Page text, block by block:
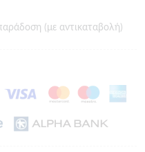
(με αντικαταβολή)